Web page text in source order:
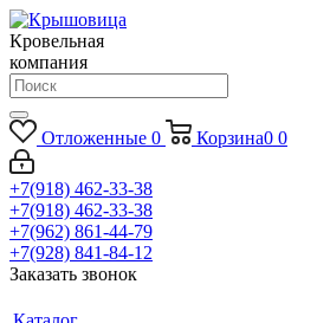
Кровельная
компания
Отложенные 0 Корзина0 0
+7(918) 462-33-38
+7(918) 462-33-38
+7(962) 861-44-79
+7(928) 841-84-12
Заказать звонок